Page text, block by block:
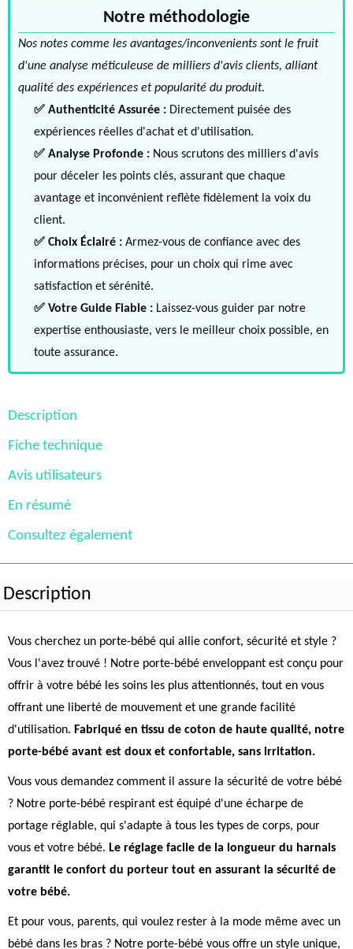
Notre méthodologie
Nos notes comme les avantages/inconvenients sont le fruit
d'une analyse méticuleuse de milliers d'avis clients, alliant
qualité des expériences et popularité du produit.
✅ Authenticité Assurée : Directement puisée des
expériences réelles d'achat et d'utilisation.
✅ Analyse Profonde : Nous scrutons des milliers d'avis
pour déceler les points clés, assurant que chaque
avantage et inconvénient reflète fidèlement la voix du
client.
✅ Choix Éclairé : Armez-vous de confiance avec des
informations précises, pour un choix qui rime avec
satisfaction et sérénité.
✅ Votre Guide Fiable : Laissez-vous guider par notre
expertise enthousiaste, vers le meilleur choix possible, en
toute assurance.
Description
Fiche technique
Avis utilisateurs
En résumé
Consultez également
Description
Vous cherchez un porte-bébé qui allie confort, sécurité et style ?
Vous l'avez trouvé ! Notre porte-bébé enveloppant est conçu pour
offrir à votre bébé les soins les plus attentionnés, tout en vous
offrant une liberté de mouvement et une grande facilité
d'utilisation. Fabriqué en tissu de coton de haute qualité, notre
porte-bébé avant est doux et confortable, sans irritation.
Vous vous demandez comment il assure la sécurité de votre bébé
? Notre porte-bébé respirant est équipé d'une écharpe de
portage réglable, qui s'adapte à tous les types de corps, pour
vous et votre bébé. Le réglage facile de la longueur du harnais
garantit le confort du porteur tout en assurant la sécurité de
votre bébé.
Et pour vous, parents, qui voulez rester à la mode même avec un
bébé dans les bras ? Notre porte-bébé vous offre un style unique,